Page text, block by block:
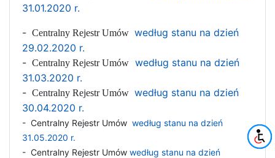
31.01.2020 r.
- Centralny Rejestr Umów według stanu na dzień
29.02.2020 r.
- Centralny Rejestr Umów według stanu na dzień
31.03.2020 r.
- Centralny Rejestr Umów według stanu na dzień
30.04.2020 r.
- Centralny Rejestr Umów według stanu na dzień
31.05.2020 r.
- Centralny Rejestr Umów według stanu na dzień